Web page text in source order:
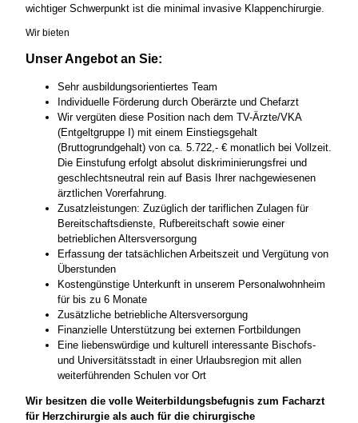
wichtiger Schwerpunkt ist die minimal invasive Klappenchirurgie.
Wir bieten
Unser Angebot an Sie:
Sehr ausbildungsorientiertes Team
Individuelle Förderung durch Oberärzte und Chefarzt
Wir vergüten diese Position nach dem TV-Ärzte/VKA
(Entgeltgruppe I) mit einem Einstiegsgehalt
(Bruttogrundgehalt) von ca. 5.722,- € monatlich bei Vollzeit.
Die Einstufung erfolgt absolut diskriminierungsfrei und
geschlechtsneutral rein auf Basis Ihrer nachgewiesenen
ärztlichen Vorerfahrung.
Zusatzleistungen: Zuzüglich der tariflichen Zulagen für
Bereitschaftsdienste, Rufbereitschaft sowie einer
betrieblichen Altersversorgung
Erfassung der tatsächlichen Arbeitszeit und Vergütung von
Überstunden
Kostengünstige Unterkunft in unserem Personalwohnheim
für bis zu 6 Monate
Zusätzliche betriebliche Altersversorgung
Finanzielle Unterstützung bei externen Fortbildungen
Eine liebenswürdige und kulturell interessante Bischofs-
und Universitätsstadt in einer Urlaubsregion mit allen
weiterführenden Schulen vor Ort
Wir besitzen die volle Weiterbildungsbefugnis zum Facharzt
für Herzchirurgie als auch für die chirurgische